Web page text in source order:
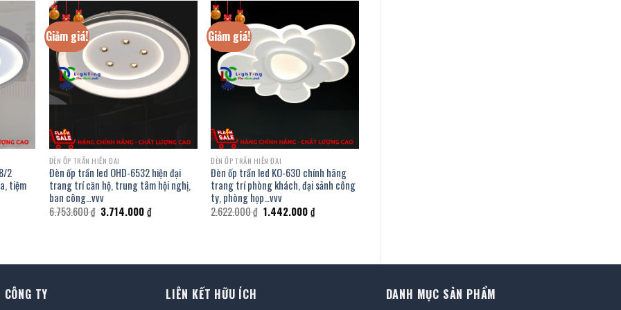
2
tiệm
Giảm giá!
ĐÈN ỐP TRẦN HIỆN ĐẠI
Đèn ốp trần led OHD-6532 hiện đại
trang trí căn hộ, trung tâm hội nghị,
ban công…vvv
6.753.600₫ Giá
gốc
3.714.000₫Giá
Giảm giá!
ĐÈN ỐP TRẦN HIỆN ĐẠI
Đèn ốp trần led KO-630 chính hãng
trang trí phòng khách, đại sảnh công
ty, phòng họp…vvv
2.622.000₫ Giá
gốc
1.442.000₫Giá
hiện
TY LIÊN KẾT HỮU ÍCH DANH MỤC SẢN PHẨM